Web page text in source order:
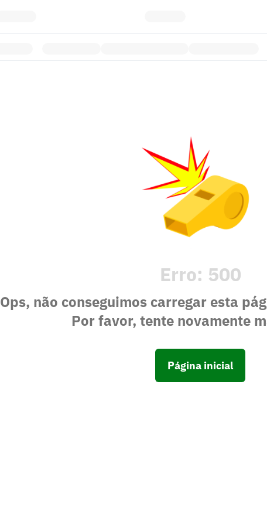
Erro: 500
Ops, não conseguimos carregar esta
Por favor, tente novamente
Página inicial